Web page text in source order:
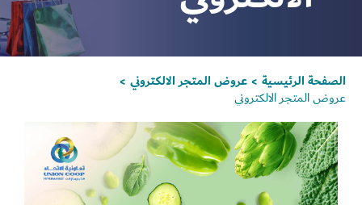
الصفحة الرئيسية > عروض المتجر الالكتروني >
عروض المتجر الالكتروني
Set Youtube Channel ID